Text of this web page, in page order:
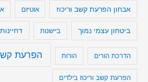
אבחון הפרעת קשב וריכוז אוטיזם
ביטחון עצמי נמוך ביישנות דחיינות
הדרכת הורים הורות הפרעת
הפרעת קשב וריכוז בילדים